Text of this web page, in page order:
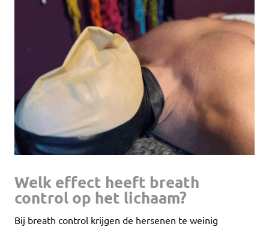
Welk effect heeft breath
control op het lichaam?
Bij breath control krijgen de hersenen te weinig